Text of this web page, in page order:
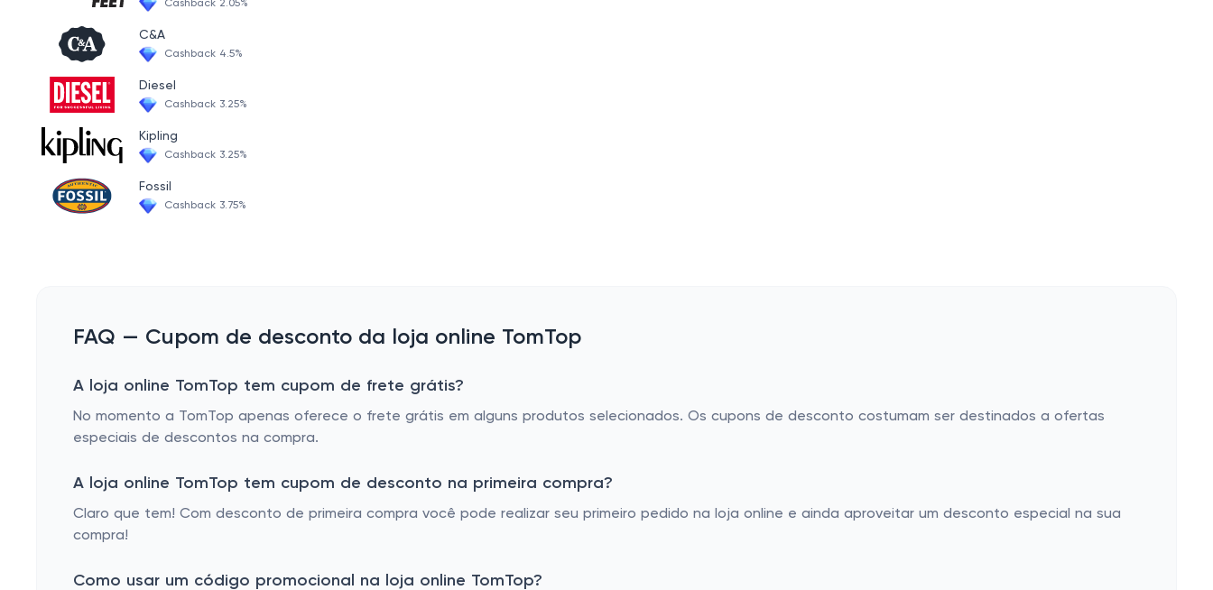
Esportes de inverno
Cashback 2.05%
C&A
Cashback 4.5%
Diesel
Cashback 3.25%
Kipling
Cashback 3.25%
Fossil
Cashback 3.75%
FAQ — Cupom de desconto da loja online TomTop
A loja online TomTop tem cupom de frete grátis?
No momento a TomTop apenas oferece o frete grátis em alguns produtos selecionados. Os cupons de desconto costumam ser destinados a ofertas
especiais de descontos na compra.
A loja online TomTop tem cupom de desconto na primeira compra?
Claro que tem! Com desconto de primeira compra você pode realizar seu primeiro pedido na loja online e ainda aproveitar um desconto especial na sua
compra!
Como usar um código promocional na loja online TomTop?